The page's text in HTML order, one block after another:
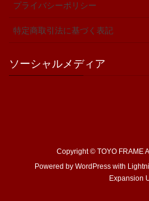
プライバシーポリシー
特定商取引法に基づく表記
ソーシャルメディア
Copyright © TOYO FRAME
Powered by WordPresswith
Expansion